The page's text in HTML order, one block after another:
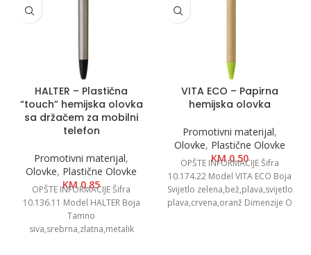
HALTER – Plastična
“touch” hemijska olovka
sa držačem za mobilni
telefon
Promotivni materijal,
Olovke, Plastične Olovke
KM0.85
OPŠTE INFORMACIJE Šifra
10.136.11 Model HALTER Boja
Tamno
siva,srebrna,zlatna,metalik
VITA ECO – Papirna
hemijska olovka
Promotivni materijal,
Olovke, Plastične Olovke
KM0.50
OPŠTE INFORMACIJE Šifra
10.174.22 Model VITA ECO Boja
Svijetlo zelena,bež,plava,svijetlo
plava,crvena,oranž Dimenzije O